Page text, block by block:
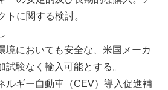
トに関する検討。
境においても安全な、米国メーカ
試験なく輸入可能とする。
ルギー自動車（CEV）導入促進補